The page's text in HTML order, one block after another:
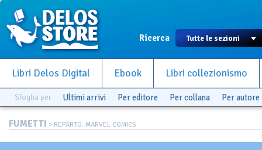
Ricerca
Libri Delos Digital Ebook Libri collezionismo
Sfoglia per Ultimi arrivi Per editore Per collana Per autore
FUMETTI > REPARTO: MARVEL COMICS